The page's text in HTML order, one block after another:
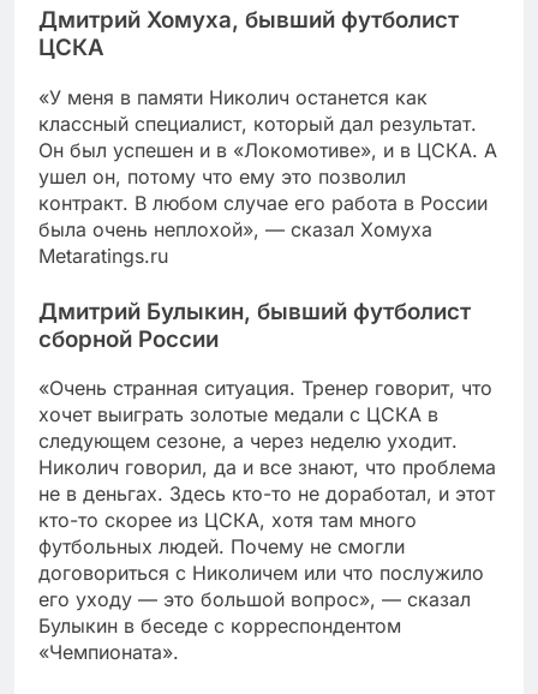
Дмитрий Хомуха, бывший футболист
ЦСКА
«У меня в памяти Николич останется как
классный специалист, который дал результат.
Он был успешен и в «Локомотиве», и в ЦСКА. А
ушел он, потому что ему это позволил
контракт. В любом случае его работа в России
была очень неплохой», — сказал Хомуха
Metaratings.ru
Дмитрий Булыкин, бывший футболист
сборной России
«Очень странная ситуация. Тренер говорит, что
хочет выиграть золотые медали с ЦСКА в
следующем сезоне, а через неделю уходит.
Николич говорил, да и все знают, что проблема
не в деньгах. Здесь кто-то не доработал, и этот
кто-то скорее из ЦСКА, хотя там много
футбольных людей. Почему не смогли
договориться с Николичем или что послужило
его уходу — это большой вопрос», — сказал
Булыкин в беседе с корреспондентом
«Чемпионата».